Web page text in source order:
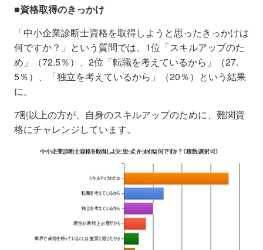
■資格取得のきっかけ
「中小企業診断士資格を取得しようと思ったきっかけは
何ですか？」という質問では、1位「スキルアップのた
め」（72.5％）、2位「転職を考えているから」（27.
5％）、「独立を考えているから」（20％）という結果
に。
7割以上の方が、自身のスキルアップのために、難関資
格にチャレンジしています。